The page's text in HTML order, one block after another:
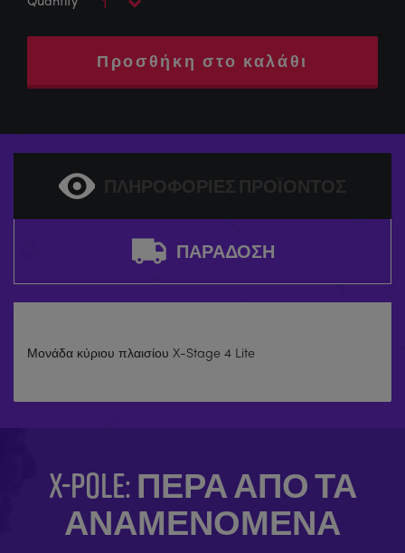
Προσθήκη στο καλάθι
ΠΑΡΆΔΟΣΗ
Μονάδα κύριου πλαισίου X-Stage 4 Lite
X-POLE: ΠΈΡΑ ΑΠΌ ΤΑ
ΑΝΑΜΕΝΌΜΕΝΑ